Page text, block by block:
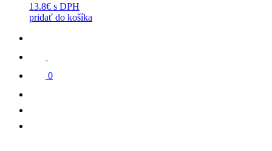
13.8€ s DPH
pridať do košíka
0